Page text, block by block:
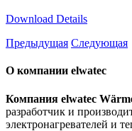
Download Details
Предыдущая Следующая
О компании elwatec
Компания elwatec
разработчик и
электронагревателей и